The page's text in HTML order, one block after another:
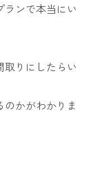
ランで本当にい
取りにしたらい
かがわかりま